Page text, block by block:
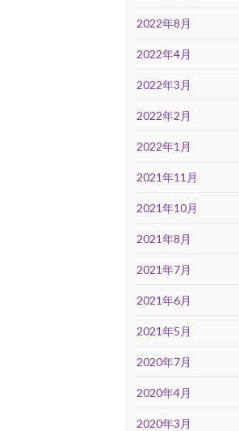
2022年8月
2022年4月
2022年3月
2022年2月
2022年1月
2021年11月
2021年10月
2021年8月
2021年7月
2021年6月
2021年5月
2020年7月
2020年4月
2020年3月